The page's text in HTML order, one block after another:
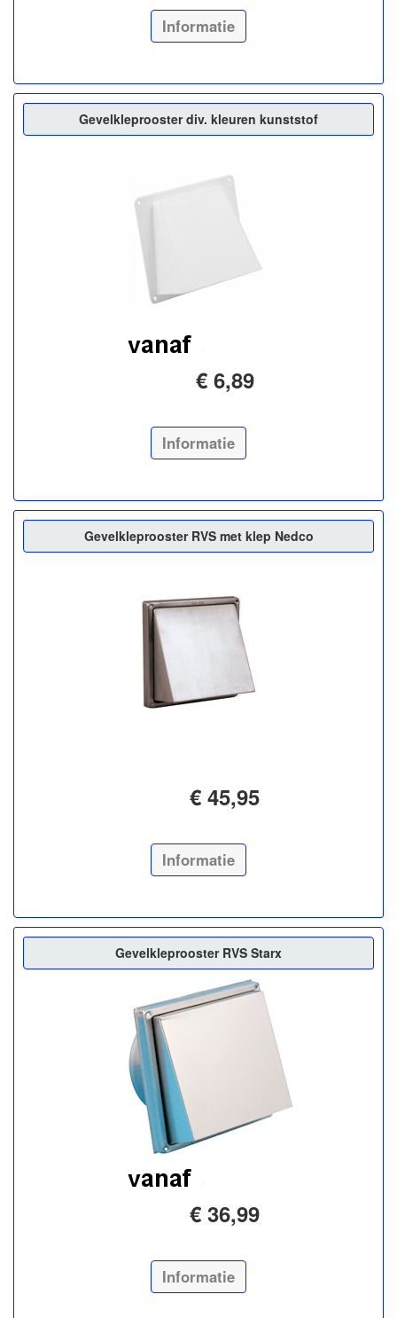
Informatie
Gevelkleprooster div. kleuren kunststof
€ 6,89
Informatie
Gevelkleprooster RVS met klep Nedco
€ 45,95
Informatie
Gevelkleprooster RVS Starx
€ 36,99
Informatie